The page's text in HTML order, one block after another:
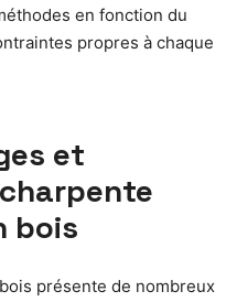
en fonction du
propres à chaque
et
bois
présente de nombreux